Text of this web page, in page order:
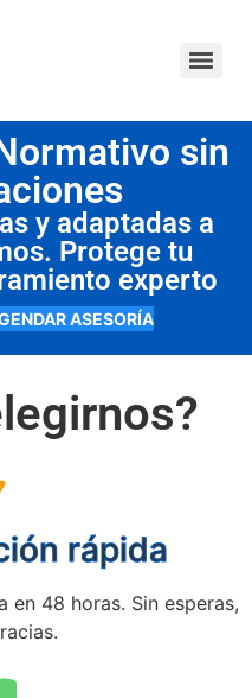
sin
y adaptadas a
Protege tu
experto
ASESORÍA
rápida
48 horas. Sin esperas,